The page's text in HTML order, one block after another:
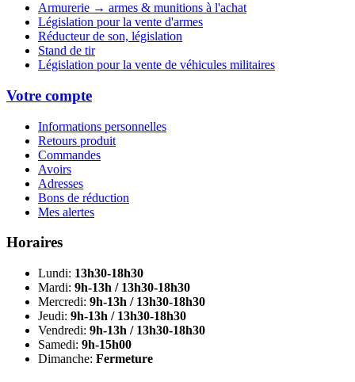
Armurerie → armes & munitions à l'achat
Législation pour la vente d'armes
Réducteur de son, législation
Stand de tir
Législation pour la vente de véhicules militaires
Votre compte
Informations personnelles
Retours produit
Commandes
Avoirs
Adresses
Bons de réduction
Mes alertes
Horaires
Lundi: 13h30-18h30
Mardi: 9h-13h / 13h30-18h30
Mercredi: 9h-13h / 13h30-18h30
Jeudi: 9h-13h / 13h30-18h30
Vendredi: 9h-13h / 13h30-18h30
Samedi: 9h-15h00
Dimanche: Fermeture